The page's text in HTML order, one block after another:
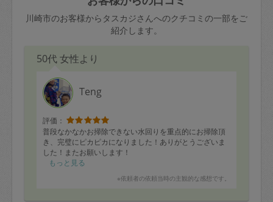
川崎市のお客様からタスカジさんへのクチコミの一部をご
紹介します。
50代 女性より
Teng
評価：
普段なかなかお掃除できない水回りを重点的にお掃除頂
き、完璧にピカピカになりました！ありがとうございま
した！またお願いします！
もっと見る
※依頼者の依頼当時の主観的な感想です。